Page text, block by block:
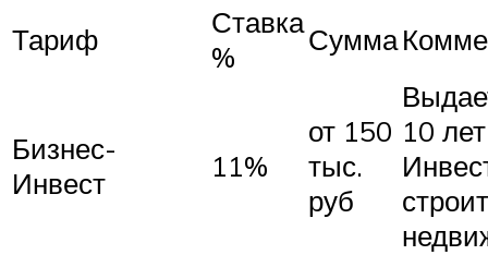
Тариф
Ставка
%
Сумма
Бизнес-
Инвест
11%
от 150
тыс.
руб
10